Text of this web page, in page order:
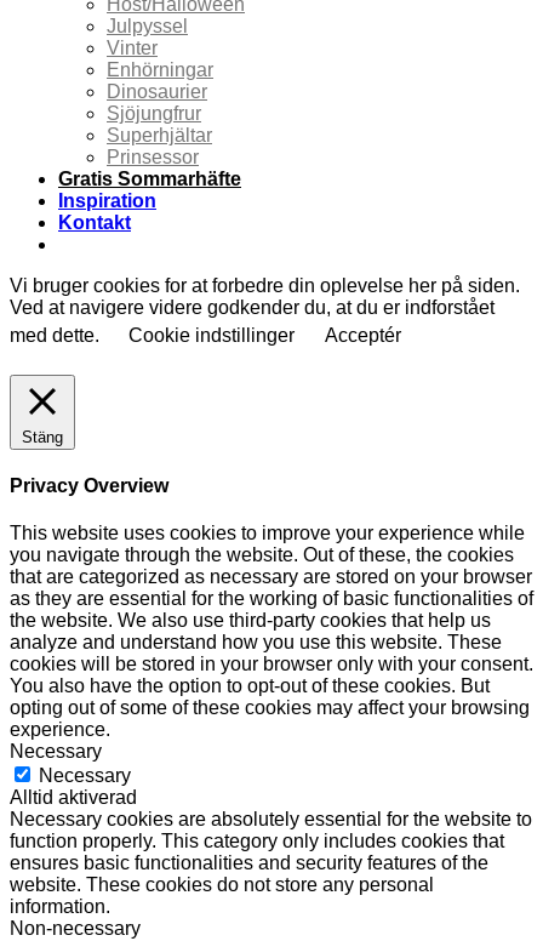
Julpyssel
Vinter
Enhörningar
Dinosaurier
Sjöjungfrur
Superhjältar
Prinsessor
Gratis Sommarhäfte
Inspiration
Kontakt
Vi bruger cookies for at forbedre din oplevelse her på siden.
Ved at navigere videre godkender du, at du er indforstået
med dette.
Cookie indstillinger Acceptér
Stäng
Privacy Overview
This website uses cookies to improve your experience while
you navigate through the website. Out of these, the cookies
that are categorized as necessary are stored on your browser
as they are essential for the working of basic functionalities of
the website. We also use third-party cookies that help us
analyze and understand how you use this website. These
cookies will be stored in your browser only with your consent.
You also have the option to opt-out of these cookies. But
opting out of some of these cookies may affect your browsing
experience.
Necessary
Necessary
Alltid aktiverad
Necessary cookies are absolutely essential for the website to
function properly. This category only includes cookies that
ensures basic functionalities and security features of the
website. These cookies do not store any personal
information.
Non-necessary